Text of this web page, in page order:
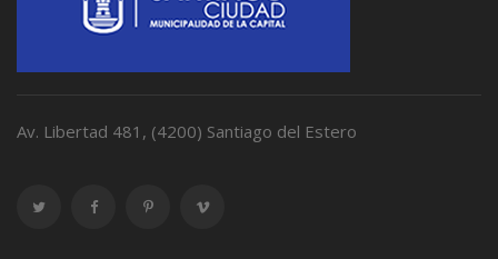
Av. Libertad 481, (4200) Santiago del Estero